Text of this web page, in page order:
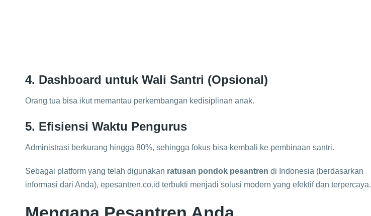
4. Dashboard untuk Wali Santri (Opsional)
Orang tua bisa ikut memantau perkembangan kedisiplinan anak.
5. Efisiensi Waktu Pengurus
Administrasi berkurang hingga 80%, sehingga fokus bisa kembali ke pembinaan santri.
Sebagai platform yang telah digunakan ratusan pondok pesantren di Indonesia (berdasarkan
informasi dari Anda), epesantren.co.id terbukti menjadi solusi modern yang efektif dan terpercaya.